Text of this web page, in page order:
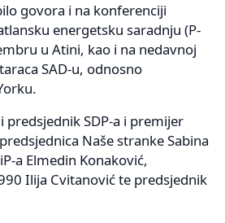
govora i na konferenciji
energetsku saradnju (P-
u Atini, kao i na nedavnoj
SAD-u, odnosno
predsjednik SDP-a i premijer
Naše stranke Sabina
a Elmedin Konaković,
Ilija Cvitanović te predsjednik